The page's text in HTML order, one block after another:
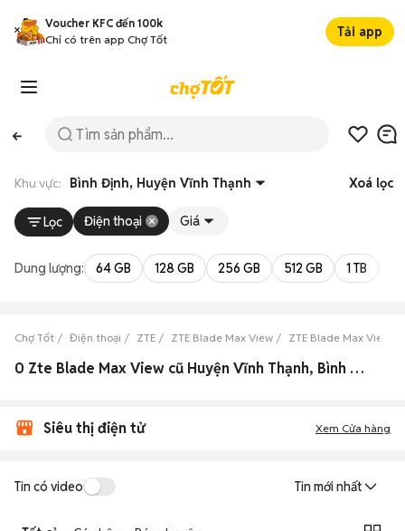
Voucher KFC đến 100k
Chỉ có trên app Chợ Tốt
Tải app
Khu vực: Bình Định, Huyện Vĩnh Thạnh Xoá lọc
Lọc Điện thoại Giá
Dung lượng: 64 GB 128 GB 256 GB 512 GB 1 TB
Chợ Tốt Điện thoại ZTE ZTE Blade Max View ZTE Blade Max View
0 Zte Blade Max View cũ Huyện Vĩnh Thạnh, Bình Định đẹp
Siêu thị điện tử Xem Cửa hàng
Tin có video Tin mới nhất